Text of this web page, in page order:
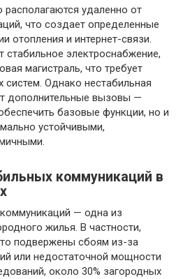
удаленно от
что создает определенные
отопления и интернет-связи.
стабильное электроснабжение,
магистраль, что требует
Однако нестабильная
дополнительные вызовы —
базовые функции, но и
устойчивыми,
коммуникаций в
— одна из
жилья. В частности,
подвержены сбоям из-за
или недостаточной мощности
около 30% загородных